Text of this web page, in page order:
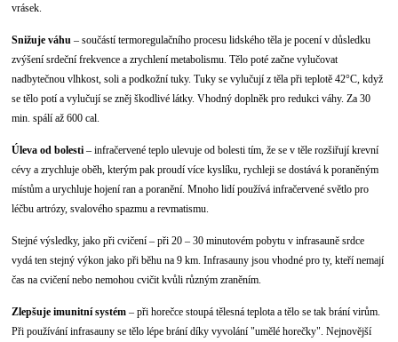
vrásek.
Snižuje váhu – součástí termoregulačního procesu lidského těla je pocení v důsledku
zvýšení srdeční frekvence a zrychlení metabolismu. Tělo poté začne vylučovat
nadbytečnou vlhkost, soli a podkožní tuky. Tuky se vylučují z těla při teplotě 42°C, když
se tělo potí a vylučují se zněj škodlivé látky. Vhodný doplněk pro redukci váhy. Za 30
min. spálí až 600 cal.
Úleva od bolesti – infračervené teplo ulevuje od bolesti tím, že se v těle rozšiřují krevní
cévy a zrychluje oběh, kterým pak proudí více kyslíku, rychleji se dostává k poraněným
místům a urychluje hojení ran a poranění. Mnoho lidí používá infračervené světlo pro
léčbu artrózy, svalového spazmu a revmatismu.
Stejné výsledky, jako při cvičení – při 20 – 30 minutovém pobytu v infrasauně srdce
vydá ten stejný výkon jako při běhu na 9 km. Infrasauny jsou vhodné pro ty, kteří nemají
čas na cvičení nebo nemohou cvičit kvůli různým zraněním.
Zlepšuje imunitní systém – při horečce stoupá tělesná teplota a tělo se tak brání virům.
Při používání infrasauny se tělo lépe brání díky vyvolání "umělé horečky". Nejnovější